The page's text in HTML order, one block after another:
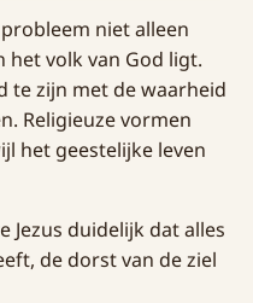
niet alleen
volk van God ligt.
te zijn met de waarheid
Religieuze vormen
het geestelijke leven
Jezus duidelijk dat alles
de dorst van de ziel